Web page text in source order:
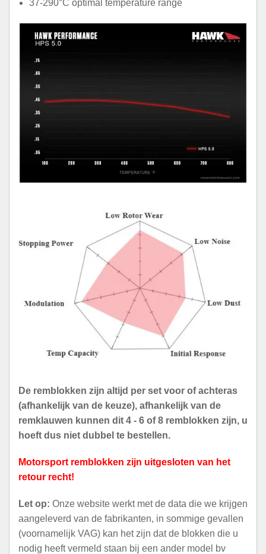
37-290°C optimal temperature range
De remblokken zijn altijd per set voor of achteras
(afhankelijk van de keuze), afhankelijk van de
remklauwen kunnen dit 4 - 6 of 8 remblokken zijn, u
hoeft dus niet dubbel te bestellen.
Motorsport remblokken zijn uitgesloten van het
retour recht!
Let op: Onze website werkt met de data die we krijgen
aangeleverd van de fabrikanten, in sommige gevallen
(voornamelijk VAG) kan het zijn dat de blokken die u
nodig heeft vermeld staan bij een ander model bv